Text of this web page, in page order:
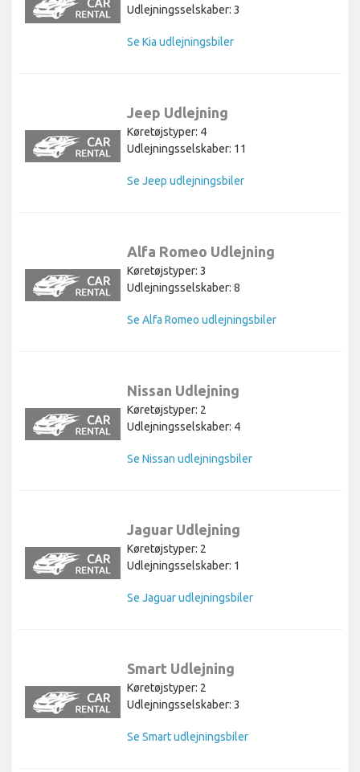
Udlejningsselskaber: 3
Se Kia udlejningsbiler
Jeep Udlejning
Køretøjstyper: 4
Udlejningsselskaber: 11
Se Jeep udlejningsbiler
Alfa Romeo Udlejning
Køretøjstyper: 3
Udlejningsselskaber: 8
Se Alfa Romeo udlejningsbiler
Nissan Udlejning
Køretøjstyper: 2
Udlejningsselskaber: 4
Se Nissan udlejningsbiler
Jaguar Udlejning
Køretøjstyper: 2
Udlejningsselskaber: 1
Se Jaguar udlejningsbiler
Smart Udlejning
Køretøjstyper: 2
Udlejningsselskaber: 3
Se Smart udlejningsbiler